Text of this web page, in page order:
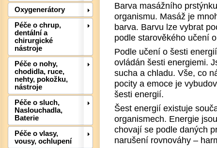
Oxygenerátory
Péče o chrup,
dentální a
chirurgické
nástroje
Péče o nohy,
chodidla, ruce,
nehty, pokožku,
nástroje
Péče o sluch,
Naslouchadla,
Baterie
Péče o vlasy,
vousy, ochlupení
Barva masážního
organismu. Masáž je
barva. Barvu lze vybrat
podle starověkého učení
Podle učení o šesti
ovládán šesti energiemi.
sucha a chladu. Vše, co
pocity a emoce je
šesti energií.
Šest energií existuje
organismech. Energie
chovají se podle daných
narušení rovnováhy –